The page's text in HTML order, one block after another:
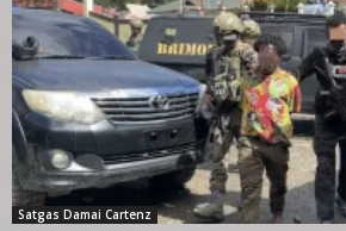
Satgas Damai Cartenz